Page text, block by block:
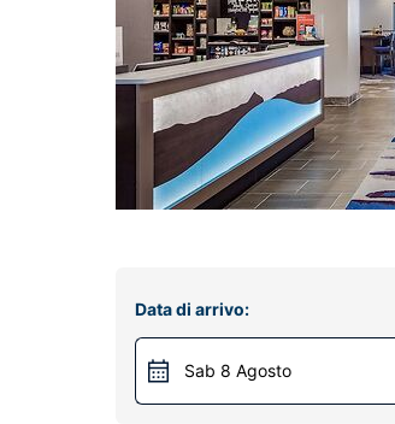
Data di arrivo:
Sab 8 Agosto